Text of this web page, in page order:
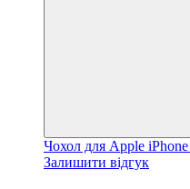
Чохол для Apple
Залишити відгук